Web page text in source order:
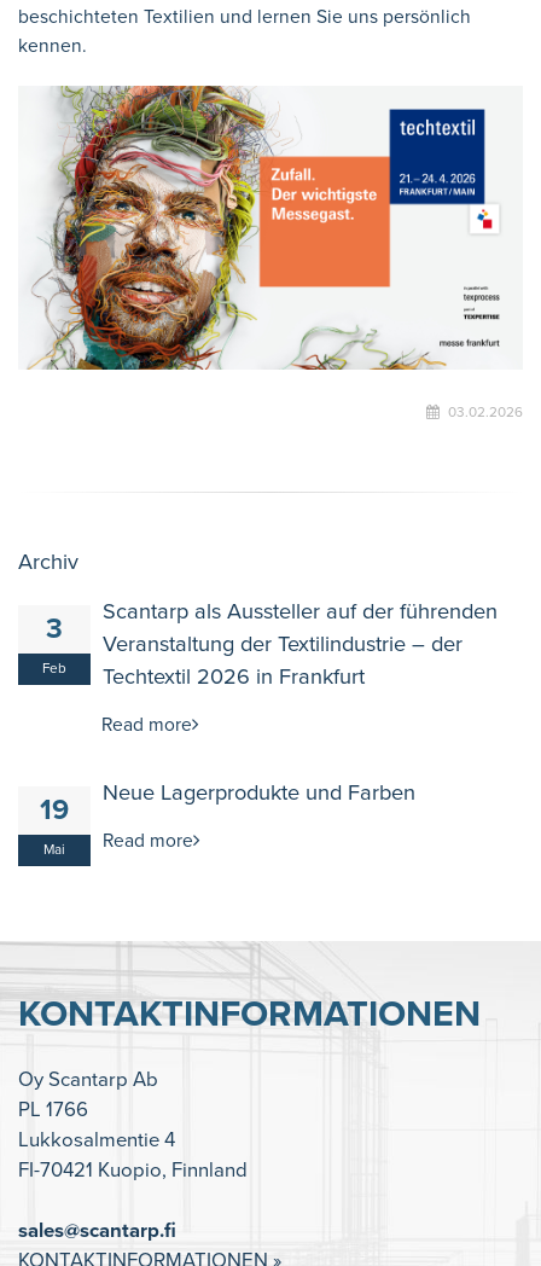
beschichteten Textilien und lernen Sie uns persönlich
kennen.
03.02.2026
Archiv
3
Feb
Scantarp als Aussteller auf der führenden
Veranstaltung der Textilindustrie – der
Techtextil 2026 in Frankfurt
Read more
19
Mai
Neue Lagerprodukte und Farben
Read more
KONTAKTINFORMATIONEN
Oy Scantarp Ab
PL 1766
Lukkosalmentie 4
FI-70421 Kuopio, Finnland
sales@scantarp.fi